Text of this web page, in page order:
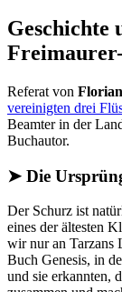
Geschichte
Referat von
vereinigten drei
Beamter in der
Buchautor.
➤ Die
Der Schurz ist
eines der ältesten
wir nur an Tarzans
Buch Genesis, in
und sie erkannten,